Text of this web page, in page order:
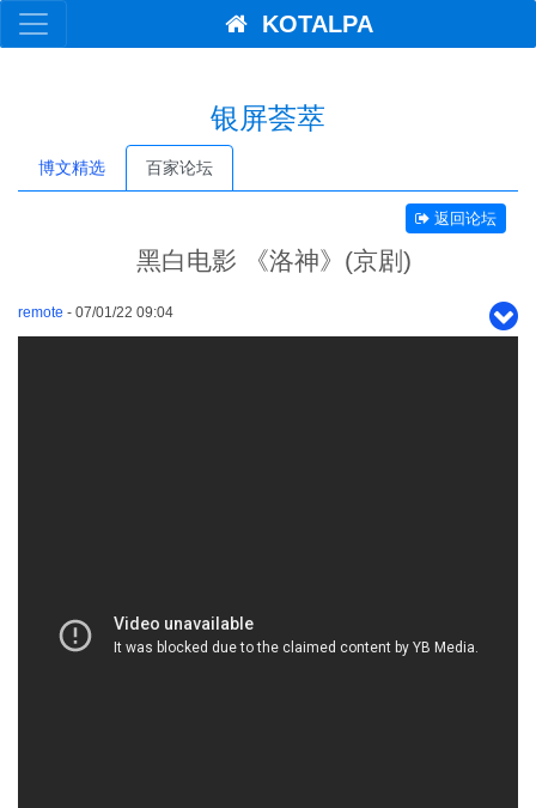
KOTALPA
银屏荟萃
博文精选 百家论坛
返回论坛
黑白电影 《洛神》(京剧)
remote - 07/01/22 09:04